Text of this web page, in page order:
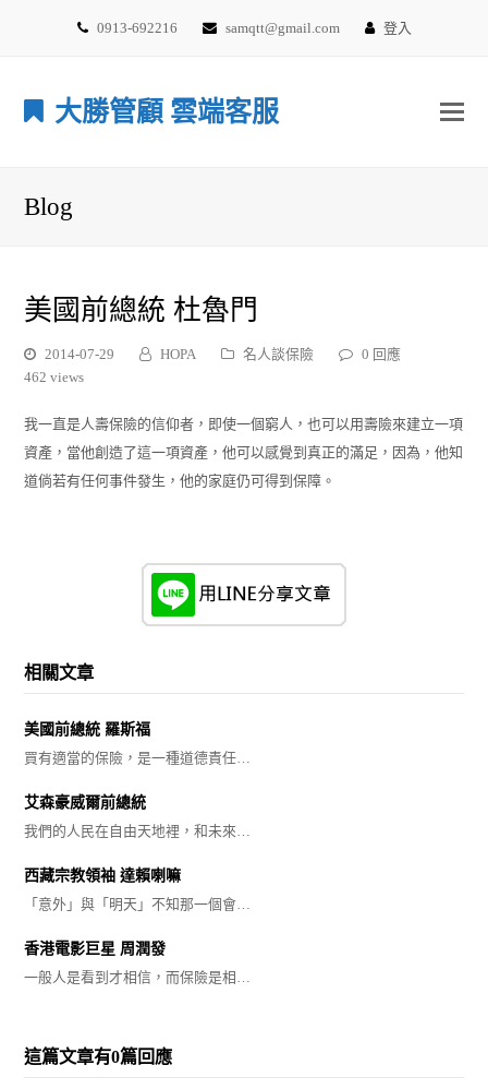
0913-692216 samqtt@gmail.com 登入
大勝管顧 雲端客服
Blog
美國前總統 杜魯門
2014-07-29 HOPA 名人談保險
0 回應
462 views
我一直是人壽保險的信仰者，即使一個窮人，也可以用壽險來建立一項
資產，當他創造了這一項資產，他可以感覺到真正的滿足，因為，他知
道倘若有任何事件發生，他的家庭仍可得到保障。
相關文章
美國前總統 羅斯福
買有適當的保險，是一種道德責任…
艾森豪威爾前總統
我們的人民在自由天地裡，和未來…
西藏宗教領袖 達賴喇嘛
「意外」與「明天」不知那一個會…
香港電影巨星 周潤發
一般人是看到才相信，而保險是相…
這篇文章有0篇回應